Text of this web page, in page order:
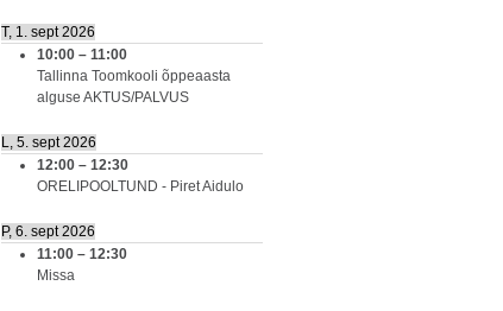
T, 1. sept 2026
10:00 – 11:00
Tallinna Toomkooli õppeaasta
alguse AKTUS/PALVUS
L, 5. sept 2026
12:00 – 12:30
ORELIPOOLTUND - Piret Aidulo
P, 6. sept 2026
11:00 – 12:30
Missa